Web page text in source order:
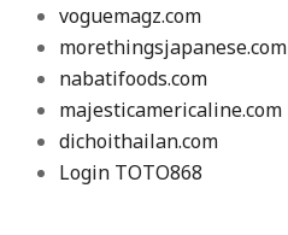
voguemagz.com
morethingsjapanese.com
nabatifoods.com
majesticamericaline.com
dichoithailan.com
Login TOTO868